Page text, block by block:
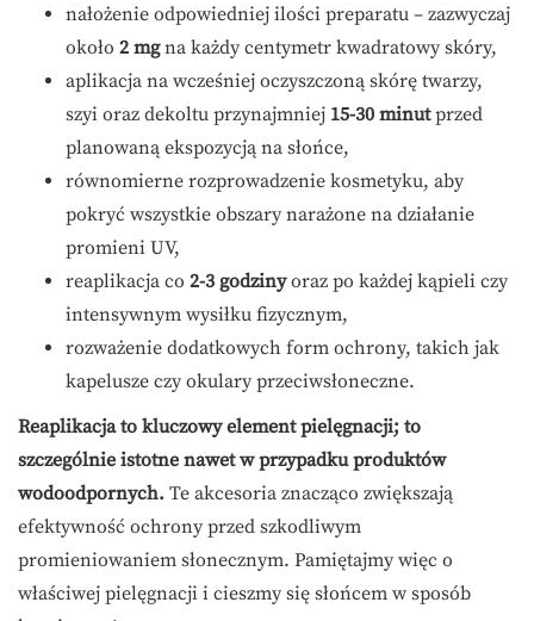
nałożenie odpowiedniej ilości preparatu – zazwyczaj
około 2 mgna każdy centymetr kwadratowy skóry,
aplikacja na wcześniej oczyszczoną skórę twarzy,
szyi oraz dekoltu przynajmniej 15-30 minutprzed
planowaną ekspozycją na słońce,
równomierne rozprowadzenie kosmetyku, aby
pokryć wszystkie obszary narażone na działanie
promieni UV,
reaplikacja co 2-3 godzinyoraz po każdej kąpieli czy
intensywnym wysiłku fizycznym,
rozważenie dodatkowych form ochrony, takich jak
kapelusze czy okulary przeciwsłoneczne.
Reaplikacja to kluczowy element pielęgnacji; to
szczególnie istotne nawet w przypadku produktów
wodoodpornych. Te akcesoria znacząco zwiększają
efektywność ochrony przed szkodliwym
promieniowaniem słonecznym. Pamiętajmy więc o
właściwej pielęgnacji i cieszmy się słońcem w sposób